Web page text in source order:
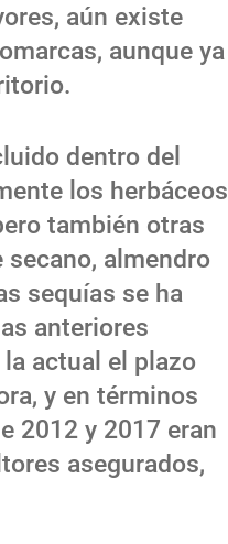
aún existe
aunque ya
dentro del
los herbáceos
también otras
almendro
sequías se ha
anteriores
actual el plazo
y en términos
2012 y 2017 eran
asegurados,